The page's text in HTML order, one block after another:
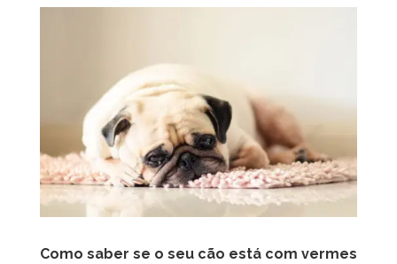
Como saber se o seu cão está com vermes